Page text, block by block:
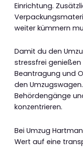
Einrichtung.
weiter kümmern
Damit du den
stressfrei
Beantragung und
den
Behördengänge
konzentrieren.
Bei Umzug
Wert auf eine